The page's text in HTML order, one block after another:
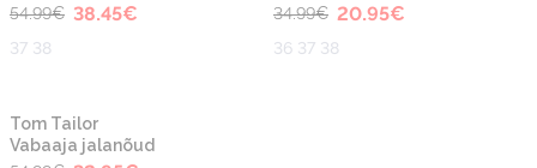
54.99€ 38.45€
37 38
34.99€ 20.95€
36 37 38
-40%
Tom Tailor
Vabaaja jalanõud